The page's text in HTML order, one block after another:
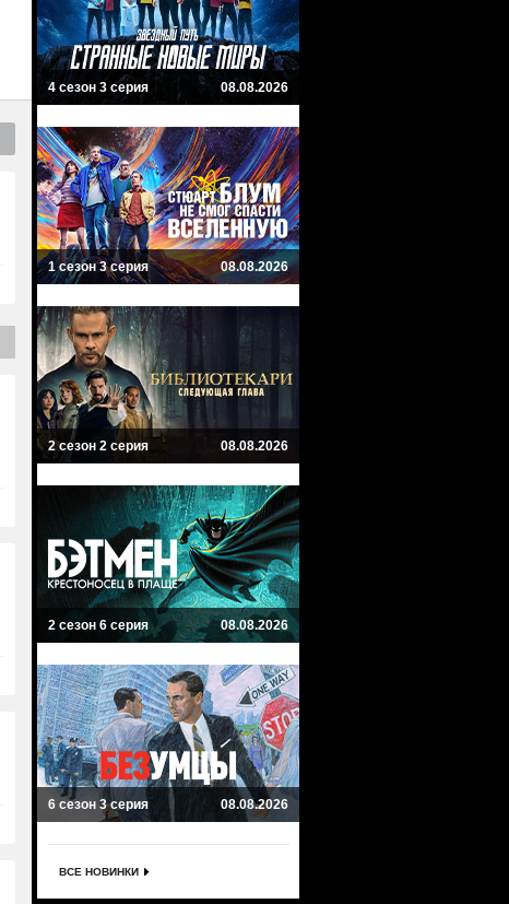
4 сезон 3 серия 08.08.2026
1 сезон 3 серия 08.08.2026
2 сезон 2 серия 08.08.2026
2 сезон 6 серия 08.08.2026
6 сезон 3 серия 08.08.2026
ВСЕ НОВИНКИ